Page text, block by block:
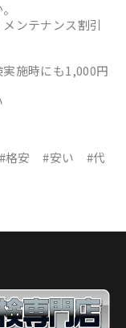
ンテナンス割引
施時にも1,000円
格安 #安い #代